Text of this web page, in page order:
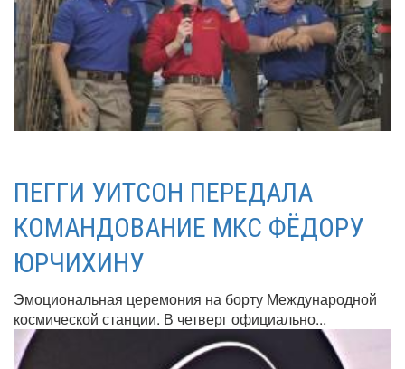
ПЕГГИ УИТСОН ПЕРЕДАЛА
КОМАНДОВАНИЕ МКС ФЁДОРУ
ЮРЧИХИНУ
Эмоциональная церемония на борту Международной
космической станции. В четверг официально...